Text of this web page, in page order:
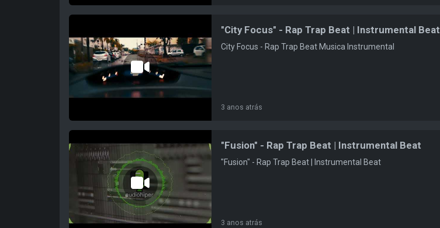
"City Focus" - Rap Trap Beat | Instrumental Beat
City Focus - Rap Trap Beat Musica Instrumental
3 anos atrás
"Fusion" - Rap Trap Beat | Instrumental Beat
"Fusion" - Rap Trap Beat | Instrumental Beat
3 anos atrás